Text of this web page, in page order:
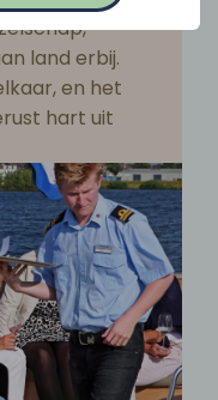
land erbij.
en het
hart uit